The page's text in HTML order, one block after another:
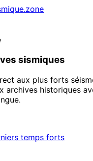
sismiques
aux plus forts
archives historiques
temps forts